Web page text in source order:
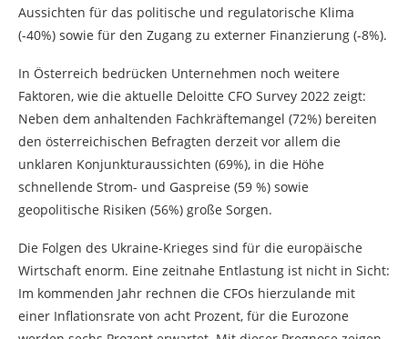
Aussichten für das politische und regulatorische Klima
(-40%) sowie für den Zugang zu externer Finanzierung (-8%).
In Österreich bedrücken Unternehmen noch weitere
Faktoren, wie die aktuelle Deloitte CFO Survey 2022 zeigt:
Neben dem anhaltenden Fachkräftemangel (72%) bereiten
den österreichischen Befragten derzeit vor allem die
unklaren Konjunkturaussichten (69%), in die Höhe
schnellende Strom- und Gaspreise (59 %) sowie
geopolitische Risiken (56%) große Sorgen.
Die Folgen des Ukraine-Krieges sind für die europäische
Wirtschaft enorm. Eine zeitnahe Entlastung ist nicht in Sicht:
Im kommenden Jahr rechnen die CFOs hierzulande mit
einer Inflationsrate von acht Prozent, für die Eurozone